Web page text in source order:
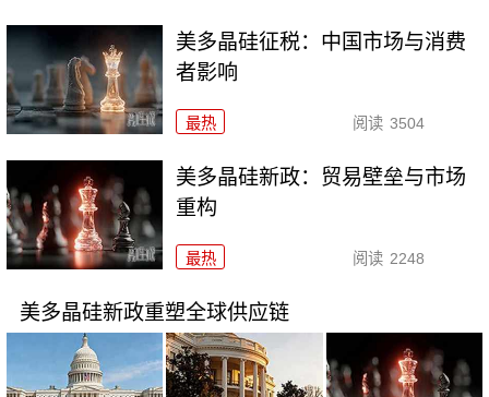
美多晶硅征税：中国市场与消费
者影响
最热 阅读 3504
美多晶硅新政：贸易壁垒与市场
重构
最热 阅读 2248
美多晶硅新政重塑全球供应链